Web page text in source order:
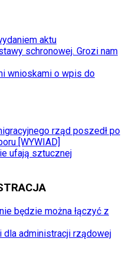
aktu
schronowej. Grozi nam
wnioskami o wpis do
rząd poszedł po
[WYWIAD]
ufają sztucznej
będzie można łączyć z
dla administracji rządowej